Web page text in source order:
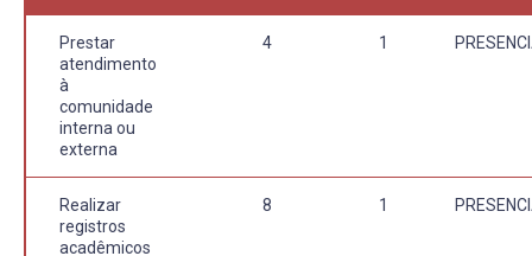
Prestar
atendimento
à
comunidade
interna ou
externa
4 1
Realizar
registros
acadêmicos
8 1